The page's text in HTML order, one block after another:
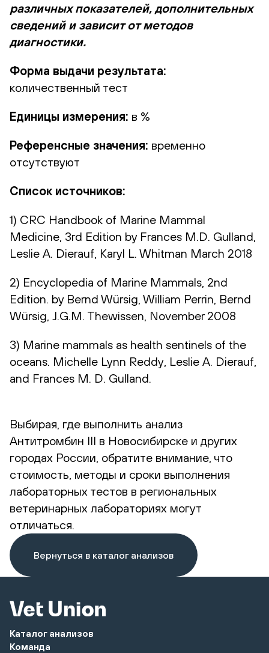
различных показателей, дополнительных
сведений и зависит от методов
диагностики.
Форма выдачи результата:
количественный тест
Единицы измерения: в %
Референсные значения: временно
отсутствуют
Список источников:
1) CRC Handbook of Marine Mammal
Medicine, 3rd Edition by Frances M.D. Gulland,
Leslie A. Dierauf, Karyl L. Whitman March 2018
2) Encyclopedia of Marine Mammals, 2nd
Edition. by Bernd Würsig, William Perrin, Bernd
Würsig, J.G.M. Thewissen, November 2008
3) Marine mammals as health sentinels of the
oceans. Michelle Lynn Reddy, Leslie A. Dierauf,
and Frances M. D. Gulland.
Выбирая, где выполнить анализ
Антитромбин III в Новосибирске и других
городах России, обратите внимание, что
стоимость, методы и сроки выполнения
лабораторных тестов в региональных
ветеринарных лабораториях могут
отличаться.
Вернуться в каталог анализов
Каталог анализов
Команда